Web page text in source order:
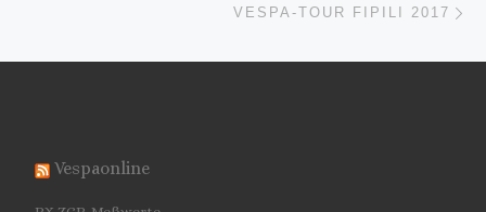
VESPA-TOUR FIPILI 2017
Vespaonline